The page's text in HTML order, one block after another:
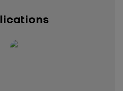
— données structurées (JSON)
2026